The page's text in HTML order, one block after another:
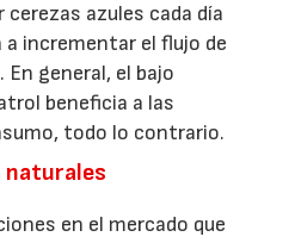
azules cada día
a incrementar el flujo de
En general, el bajo
beneficia a las
todo lo contrario.
en el mercado que